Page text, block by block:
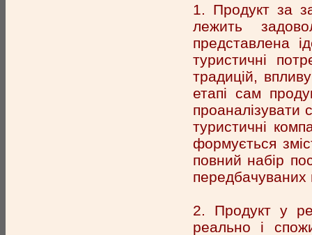
1. Продукт за
лежить
представлена
туристичні
традицій,
етапі сам
проаналізувати
туристичні
формується
повний набір
передбачуваних
2. Продукт у
реально і